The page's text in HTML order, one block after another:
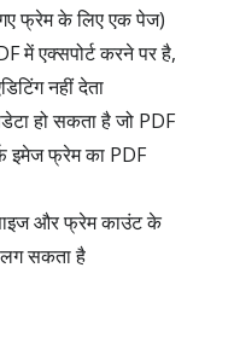
गए फ्रेम के लिए एक पेज)
में एक्सपोर्ट करने पर है,
नहीं देता
हो सकता है जो PDF
इमेज फ्रेम का PDF
और फ्रेम काउंट के
लग सकता है